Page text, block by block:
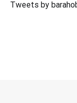
Tweets by